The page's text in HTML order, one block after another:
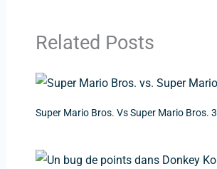
Related Posts
Super Mario Bros. Vs Super Mario Bros. 3